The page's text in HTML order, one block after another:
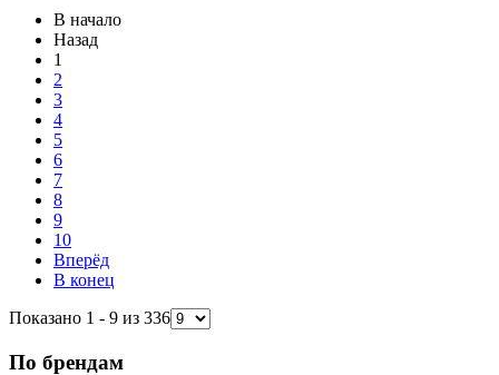
В начало
Назад
1
2
3
4
5
6
7
8
9
10
Вперёд
В конец
Показано 1 - 9 из 336
По брендам